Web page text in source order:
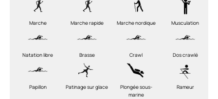
Marche Marche rapide Marche nordique Musculation
Natation libre Brasse Crawl Dos crawlé
Papillon Patinage sur glace
Plongée sous-
marine
Rameur